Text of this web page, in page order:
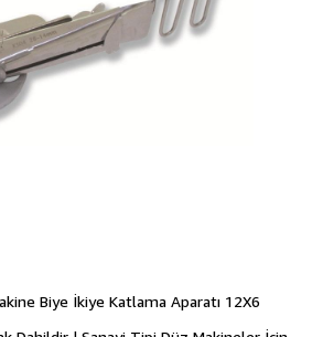
Biye İkiye Katlama Aparatı 12X6